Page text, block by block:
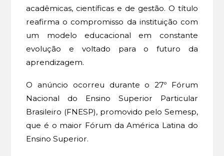
acadêmicas, científicas e de gestão. O título
reafirma o compromisso da instituição com
um modelo educacional em constante
evolução e voltado para o futuro da
aprendizagem.
O anúncio ocorreu durante o 27º Fórum
Nacional do Ensino Superior Particular
Brasileiro (FNESP), promovido pelo Semesp,
que é o maior Fórum da América Latina do
Ensino Superior.